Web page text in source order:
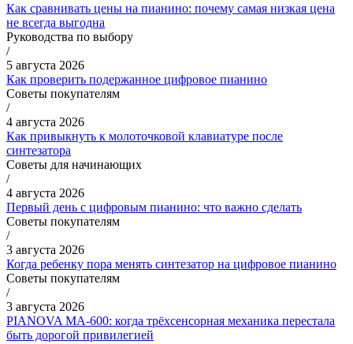
Как сравнивать цены на пианино: почему самая низкая цена
не всегда выгодна
Руководства по выбору
/
5 августа 2026
Как проверить подержанное цифровое пианино
Советы покупателям
/
4 августа 2026
Как привыкнуть к молоточковой клавиатуре после
синтезатора
Советы для начинающих
/
4 августа 2026
Первый день с цифровым пианино: что важно сделать
Советы покупателям
/
3 августа 2026
Когда ребенку пора менять синтезатор на цифровое пианино
Советы покупателям
/
3 августа 2026
PIANOVA MA-600: когда трёхсенсорная механика перестала
быть дорогой привилегией